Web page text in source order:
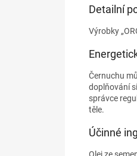
Detailní
Výrobky
Černuchu
doplňování
správce
těle.
Účinné